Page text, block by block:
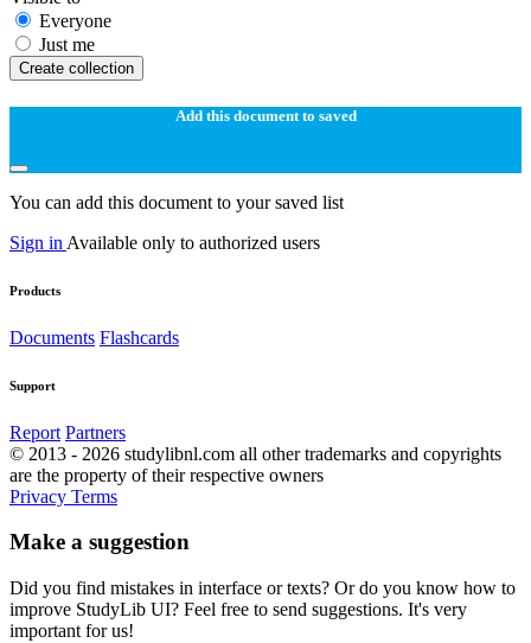
Everyone
Just me
Create collection
Add this document to saved
You can add this document to your saved list
Sign in Available only to authorized users
Products
Documents Flashcards
Support
Report Partners
© 2013 - 2026 studylibnl.com all other trademarks and copyrights
are the property of their respective owners
Privacy Terms
Make a suggestion
Did you find mistakes in interface or texts? Or do you know how to
improve StudyLib UI? Feel free to send suggestions. It's very
important for us!